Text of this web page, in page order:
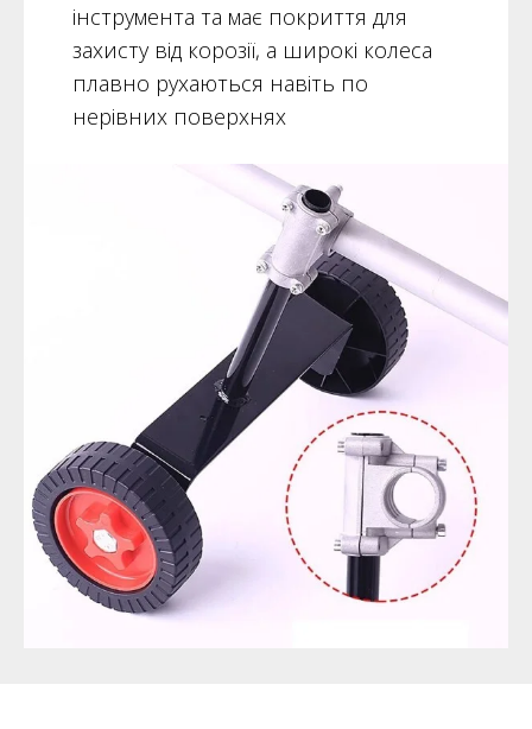
інструмента та має покриття для
захисту від корозії, а широкі колеса
плавно рухаються навіть по
нерівних поверхнях